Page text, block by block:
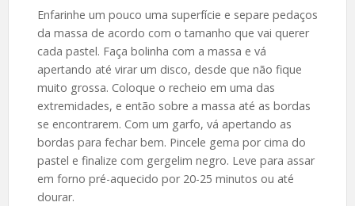
Enfarinhe um pouco uma superfície e separe pedaços
da massa de acordo com o tamanho que vai querer
cada pastel. Faça bolinha com a massa e vá
apertando até virar um disco, desde que não fique
muito grossa. Coloque o recheio em uma das
extremidades, e então sobre a massa até as bordas
se encontrarem. Com um garfo, vá apertando as
bordas para fechar bem. Pincele gema por cima do
pastel e finalize com gergelim negro. Leve para assar
em forno pré-aquecido por 20-25 minutos ou até
dourar.